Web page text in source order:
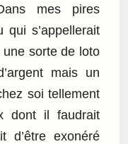
mes pires
qui s’appellerait
sorte de loto
mais un
soi tellement
dont il faudrait
d’être exonéré